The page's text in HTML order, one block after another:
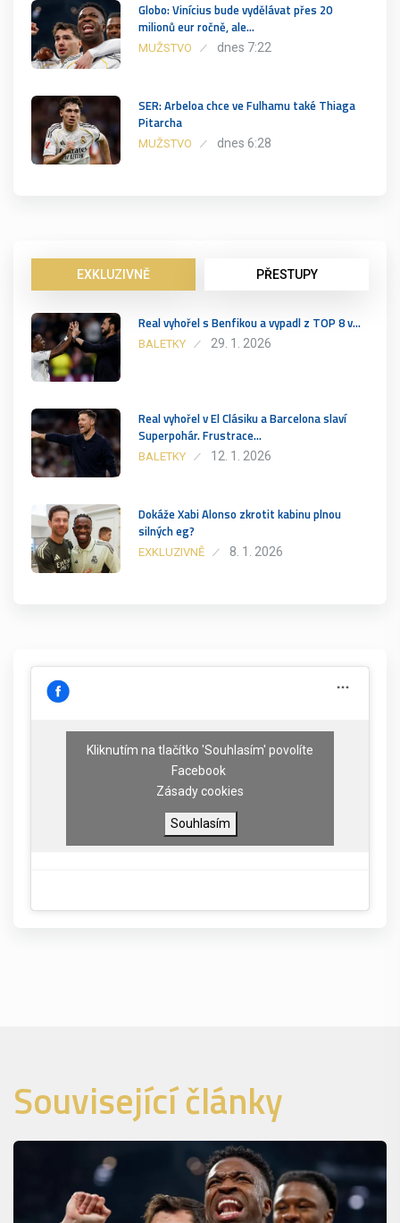
Globo: Vinícius bude vydělávat přes 20
milionů eur ročně, ale…
MUŽSTVO dnes 7:22
SER: Arbeloa chce ve Fulhamu také Thiaga
Pitarcha
MUŽSTVO dnes 6:28
EXKLUZIVNĚ PŘESTUPY
Real vyhořel s Benfikou a vypadl z TOP 8 v…
BALETKY 29. 1. 2026
Real vyhořel v El Clásiku a Barcelona slaví
Superpohár. Frustrace…
BALETKY 12. 1. 2026
Dokáže Xabi Alonso zkrotit kabinu plnou
silných eg?
EXKLUZIVNĚ 8. 1. 2026
Kliknutím na tlačítko 'Souhlasím' povolíte
Facebook
Zásady cookies
Souhlasím
Související články